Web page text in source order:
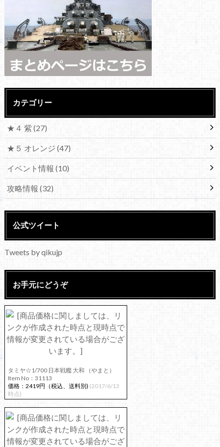
カテゴリー
★４ 紫(27)
★５ オレンジ (47)
イベント情報 (10)
攻略情報 (32)
公式ツイート
Tweets by qikujp
お手元にどうぞ
タミヤ☆1/700 日本戦艦 大和 （やまと）
Item No：31113
価格：2419円（税込、送料別) (2017/6/13
時点)